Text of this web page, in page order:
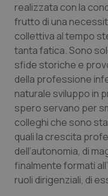
Professionisti
Abruzzo
Basilicata
Calabria
Campania
Emilia-
QS Pro Gold
Artrite &
Asma & BPCO
Car-T
Colesterolo &
QS Club
realizzata con la
frutto di una
collettiva al tempo
tanta fatica. Sono
sfide storiche e
della professione
naturale sviluppo in
spero servano per
colleghi che sono
quali la crescita
dell’autonomia, di
finalmente formati
ruoli dirigenziali, di